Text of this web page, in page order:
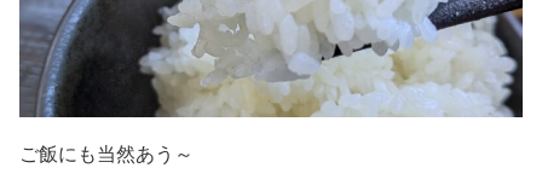
ご飯にも当然あう～